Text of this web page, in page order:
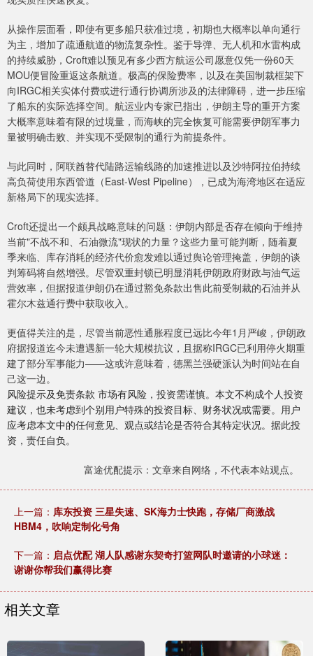
从操作层面看，即使有更多船只获准过境，初期也大概率以单向通行
为主，增加了疏通航道的物流复杂性。鉴于导弹、无人机和水雷构成
的持续威胁，Croft难以预见有多少西方航运公司愿意仅凭一份60天
MOU便冒险重返这条航道。极高的保险费率，以及在美国制裁框架下
向IRGC相关实体付费或进行通行协调所涉及的法律障碍，进一步压缩
了船东的实际选择空间。航运业内专家已指出，伊朗主导的重开方案
大概率意味着有限的过境量，而海峡的完全恢复可能需要伊朗军事力
量被明确击败、并实现不受限制的通行为前提条件。
与此同时，阿联酋替代陆路运输线路的加速推进以及沙特阿拉伯持续
高负荷使用东西管道（East-West Pipeline），已成为海湾地区在适应
新格局下的现实选择。
Croft还提出一个颇具战略意味的问题：伊朗内部是否存在倾向于维持
当前"不战不和、石油微流"现状的力量？这些力量可能判断，随着夏
季来临、库存消耗的经济代价愈发难以通过舆论管理掩盖，伊朗的谈
判筹码将自然增强。尽管双重封锁已明显消耗伊朗政府财政与油气运
营效率，但据报道伊朗仍在通过豁免条款出售此前受制裁的石油并从
霍尔木兹通行费中获取收入。
更值得关注的是，尽管当前恶性通胀程度已远比今年1月严峻，伊朗政
府据报道迄今未遭遇新一轮大规模抗议，且据称IRGC已利用停火期重
建了部分军事能力——这或许意味着，德黑兰强硬派认为时间站在自
己这一边。
风险提示及免责条款 市场有风险，投资需谨慎。本文不构成个人投资
建议，也未考虑到个别用户特殊的投资目标、财务状况或需要。用户
应考虑本文中的任何意见、观点或结论是否符合其特定状况。据此投
资，责任自负。
富途优配提示：文章来自网络，不代表本站观点。
上一篇： 库东投资 三星失速、SK海力士快跑，存储厂商激战
HBM4，吹响定制化号角
下一篇： 启点优配 湖人队感谢东契奇打篮网队时邀请的小球迷：
谢谢你帮我们赢得比赛
相关文章